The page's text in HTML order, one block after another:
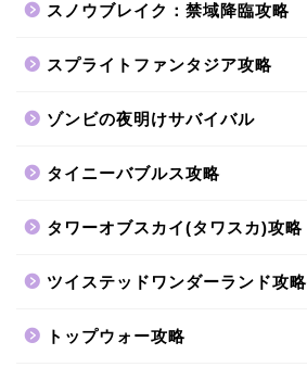
スノウブレイク：禁域降臨攻略
スプライトファンタジア攻略
ゾンビの夜明けサバイバル
タイニーバブルス攻略
タワーオブスカイ(タワスカ)攻略
ツイステッドワンダーランド攻略
トップウォー攻略